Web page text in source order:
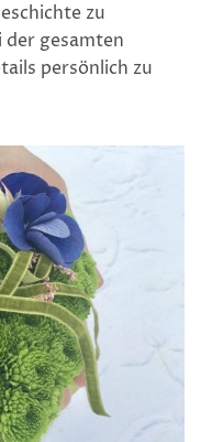
zu
der gesamten
persönlich zu